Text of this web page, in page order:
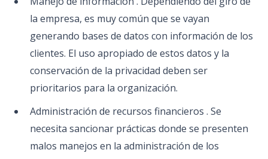
la empresa, es muy común que se vayan
generando bases de datos con información de los
clientes. El uso apropiado de estos datos y la
conservación de la privacidad deben ser
prioritarios para la organización.
Administración de recursos financieros . Se
necesita sancionar prácticas donde se presenten
malos manejos en la administración de los